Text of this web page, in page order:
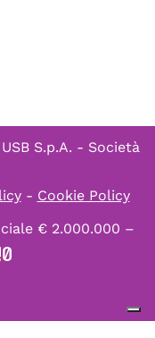
USB S.p.A. - Società
- Cookie Policy
€ 2.000.000 –